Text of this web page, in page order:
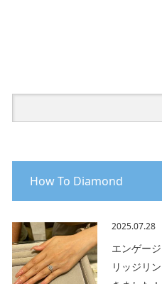
How To Diamond
2025.07.28
エンゲー
リッジリ